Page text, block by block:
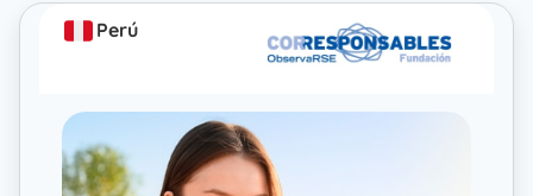
Perú